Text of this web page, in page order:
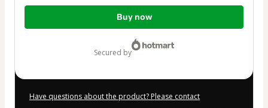
Total
Buy now
secured by
Have questions about the product? Please contact